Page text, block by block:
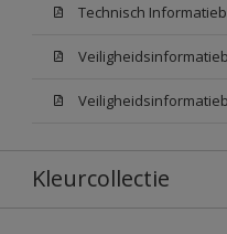
Technisch
Kleurcollectie